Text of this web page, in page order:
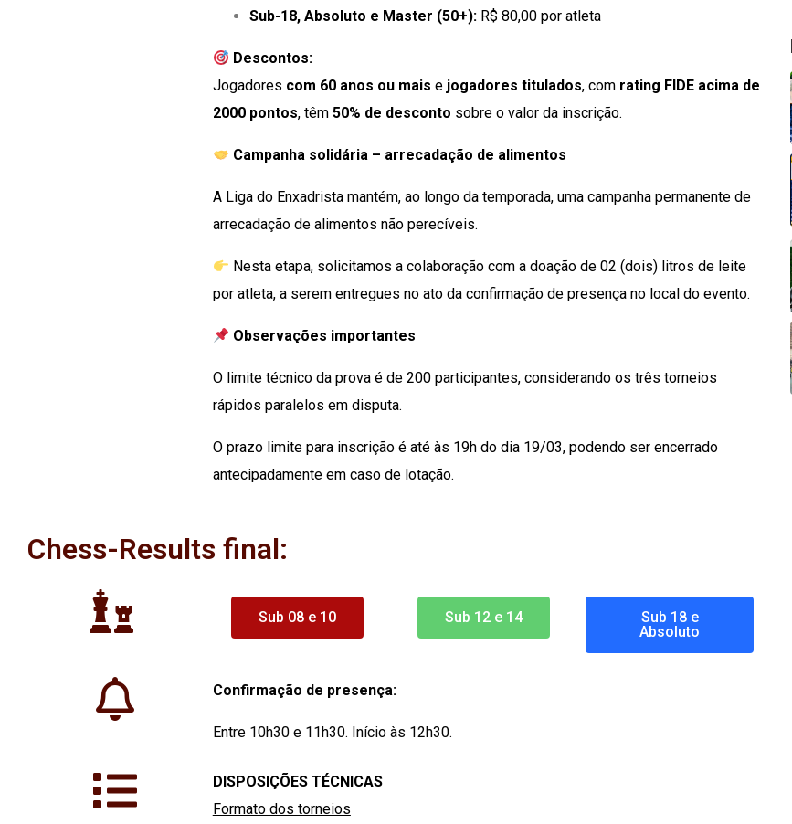
Sub-18, Absoluto e Master (50+):R$ 80,00 por atleta
Descontos:
Jogadores com 60 anos ou mais e jogadores titulados, com rating FIDE acima de
2000 pontos, têm 50% de desconto sobre o valor da inscrição.
Campanha solidária – arrecadação de alimentos
A Liga do Enxadrista mantém, ao longo da temporada, uma campanha permanente de
arrecadação de alimentos não perecíveis.
Nesta etapa, solicitamos a colaboração com a doação de 02 (dois) litros de leite
por atleta, a serem entregues no ato da confirmação de presença no local do evento.
Observações importantes
O limite técnico da prova é de 200 participantes, considerando os três torneios
rápidos paralelos em disputa.
O prazo limite para inscrição é até às 19h do dia 19/03, podendo ser encerrado
antecipadamente em caso de lotação.
Chess-Results final:
Sub 08 e 10 Sub 12 e 14
Sub 18 e
Absoluto
Confirmação de presença:
Entre 10h30 e 11h30. Início às 12h30.
DISPOSIÇÕES TÉCNICAS
Formato dos torneios